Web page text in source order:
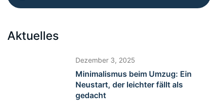
Aktuelles
Dezember 3, 2025
Minimalismus beim Umzug: Ein
Neustart, der leichter fällt als
gedacht